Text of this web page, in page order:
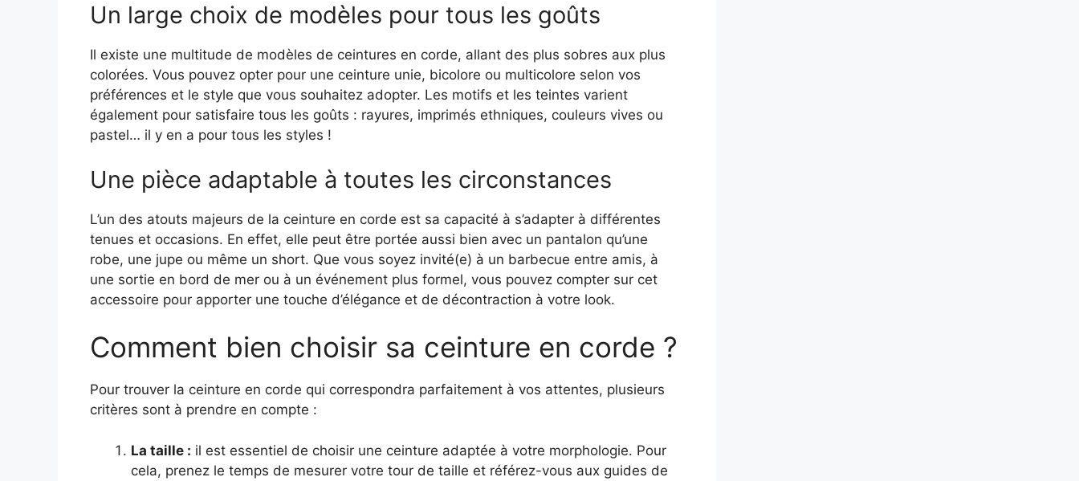
Un large choix de modèles pour tous les goûts
Il existe une multitude de modèles de ceintures en corde, allant des plus sobres aux plus
colorées. Vous pouvez opter pour une ceinture unie, bicolore ou multicolore selon vos
préférences et le style que vous souhaitez adopter. Les motifs et les teintes varient
également pour satisfaire tous les goûts : rayures, imprimés ethniques, couleurs vives ou
pastel… il y en a pour tous les styles !
Une pièce adaptable à toutes les circonstances
L’un des atouts majeurs de la ceinture en corde est sa capacité à s’adapter à différentes
tenues et occasions. En effet, elle peut être portée aussi bien avec un pantalon qu’une
robe, une jupe ou même un short. Que vous soyez invité(e) à un barbecue entre amis, à
une sortie en bord de mer ou à un événement plus formel, vous pouvez compter sur cet
accessoire pour apporter une touche d’élégance et de décontraction à votre look.
Comment bien choisir sa ceinture en corde ?
Pour trouver la ceinture en corde qui correspondra parfaitement à vos attentes, plusieurs
critères sont à prendre en compte :
La taille : il est essentiel de choisir une ceinture adaptée à votre morphologie. Pour
cela, prenez le temps de mesurer votre tour de taille et référez-vous aux guides de